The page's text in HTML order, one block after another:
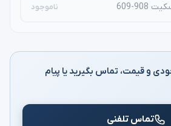
609 ناموجود
و قیمت، تماس بگیرید یا پیام
تماس تلفنی